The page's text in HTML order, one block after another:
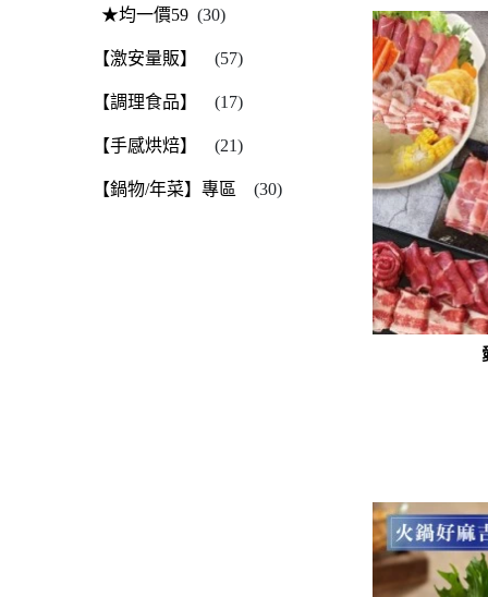
★均一價59 (30)
【激安量販】 (57)
【調理食品】 (17)
【手感烘焙】 (21)
【鍋物/年菜】專區 (30)